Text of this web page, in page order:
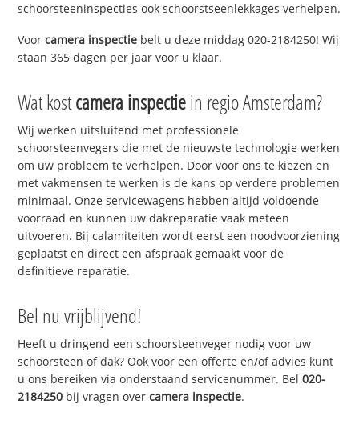
schoorsteeninspecties ook schoorstseenlekkages verhelpen.
Voorcamera inspectie belt u deze middag 020-2184250! Wij
staan 365 dagen per jaar voor u klaar.
Wat kostcamera inspectiein regio Amsterdam?
Wij werken uitsluitend met professionele
schoorsteenvegers die met de nieuwste technologie werken
om uw probleem te verhelpen. Door voor ons te kiezen en
met vakmensen te werken is de kans op verdere problemen
minimaal. Onze servicewagens hebben altijd voldoende
voorraad en kunnen uw dakreparatie vaak meteen
uitvoeren. Bij calamiteiten wordt eerst een noodvoorziening
geplaatst en direct een afspraak gemaakt voor de
definitieve reparatie.
Bel nu vrijblijvend!
Heeft u dringend een schoorsteenveger nodig voor uw
schoorsteen of dak? Ook voor een offerte en/of advies kunt
u ons bereiken via onderstaand servicenummer. Bel020-
2184250 bij vragen overcamera inspectie.